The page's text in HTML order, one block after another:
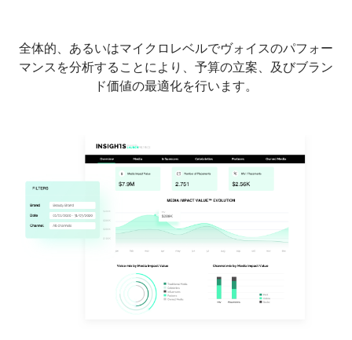
全体的、あるいはマイクロレベルでヴォイスのパフォー
マンスを分析することにより、予算の立案、及びブラン
ド価値の最適化を行います。